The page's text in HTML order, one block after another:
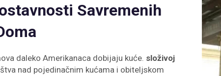
Savremenih
daleko Amerikanaca dobijaju kuće. složivoj
nad pojedinačnim kućama i obiteljskom